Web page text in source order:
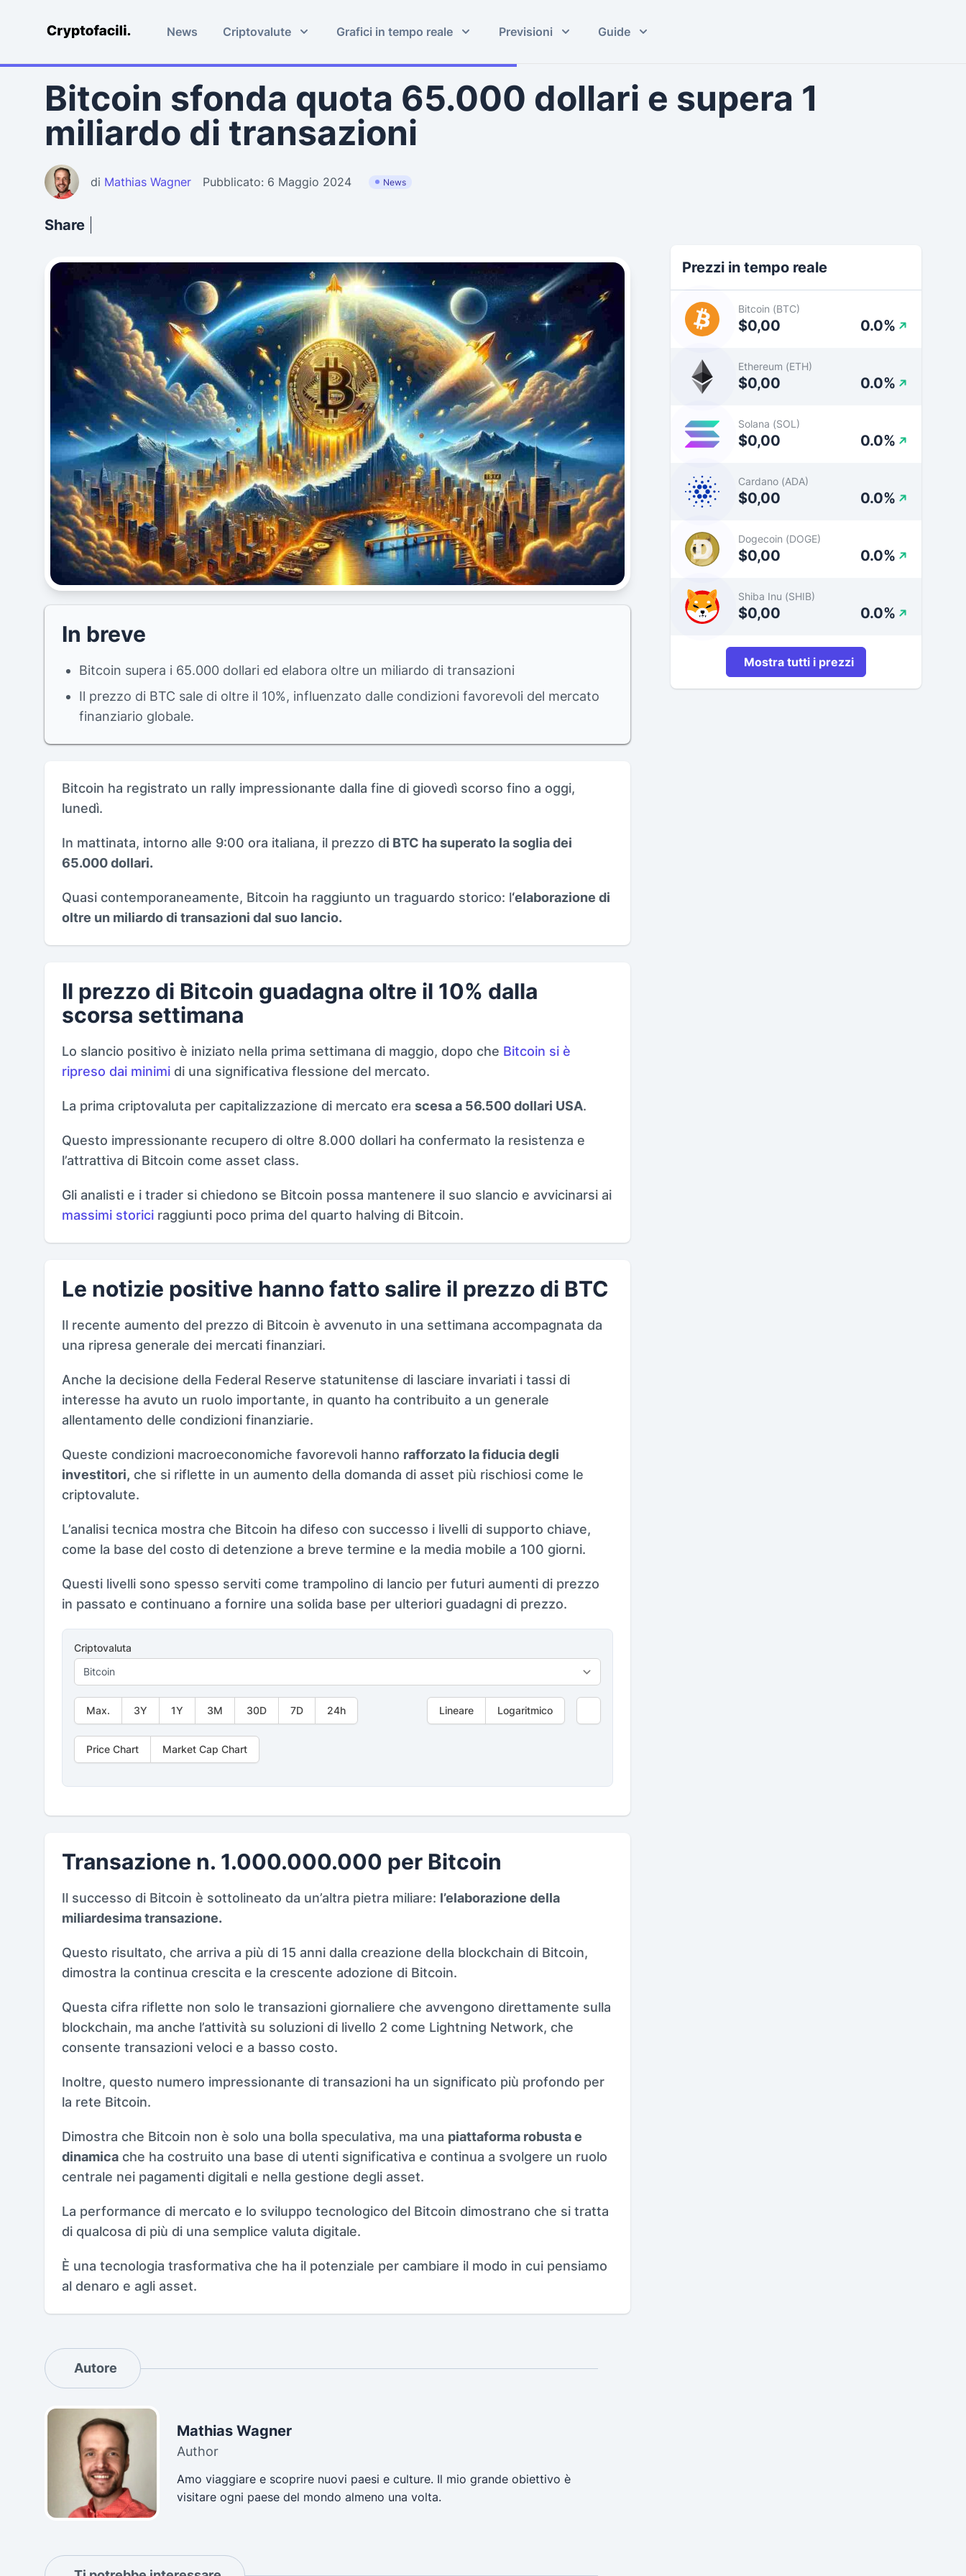
Cryptofacili.com News Criptovalute Grafici in tempo reale Previsioni Guide
Bitcoin sfonda quota 65.000 dollari e supera 1
miliardo di transazioni
di Mathias Wagner Pubblicato: 6 Maggio 2024 News
Share
In breve
Bitcoin supera i 65.000 dollari ed elabora oltre un miliardo di transazioni
Il prezzo di BTC sale di oltre il 10%, influenzato dalle condizioni favorevoli del mercato
finanziario globale.
Bitcoin ha registrato un rally impressionante dalla fine di giovedì scorso fino a oggi,
lunedì.
In mattinata, intorno alle 9:00 ora italiana, il prezzo di BTC ha superato la soglia dei
65.000 dollari.
Quasi contemporaneamente, Bitcoin ha raggiunto un traguardo storico: l‘elaborazione di
oltre un miliardo di transazioni dal suo lancio.
Il prezzo di Bitcoin guadagna oltre il 10% dalla
scorsa settimana
Lo slancio positivo è iniziato nella prima settimana di maggio, dopo che Bitcoin si è
ripreso dai minimi di una significativa flessione del mercato.
La prima criptovaluta per capitalizzazione di mercato era scesa a 56.500 dollari USA.
Questo impressionante recupero di oltre 8.000 dollari ha confermato la resistenza e
l’attrattiva di Bitcoin come asset class.
Gli analisti e i trader si chiedono se Bitcoin possa mantenere il suo slancio e avvicinarsi ai
massimi storici raggiunti poco prima del quarto halving di Bitcoin.
Le notizie positive hanno fatto salire il prezzo di BTC
Il recente aumento del prezzo di Bitcoin è avvenuto in una settimana accompagnata da
una ripresa generale dei mercati finanziari.
Anche la decisione della Federal Reserve statunitense di lasciare invariati i tassi di
interesse ha avuto un ruolo importante, in quanto ha contribuito a un generale
allentamento delle condizioni finanziarie.
Queste condizioni macroeconomiche favorevoli hanno rafforzato la fiducia degli
investitori, che si riflette in un aumento della domanda di asset più rischiosi come le
criptovalute.
L’analisi tecnica mostra che Bitcoin ha difeso con successo i livelli di supporto chiave,
come la base del costo di detenzione a breve termine e la media mobile a 100 giorni.
Questi livelli sono spesso serviti come trampolino di lancio per futuri aumenti di prezzo
in passato e continuano a fornire una solida base per ulteriori guadagni di prezzo.
Criptovaluta
Max. 3Y 1Y 3M 30D 7D 24h
Price Chart Market Cap Chart
Lineare Logaritmico
Transazione n. 1.000.000.000 per Bitcoin
Il successo di Bitcoin è sottolineato da un’altra pietra miliare: l’elaborazione della
miliardesima transazione.
Questo risultato, che arriva a più di 15 anni dalla creazione della blockchain di Bitcoin,
dimostra la continua crescita e la crescente adozione di Bitcoin.
Questa cifra riflette non solo le transazioni giornaliere che avvengono direttamente sulla
blockchain, ma anche l’attività su soluzioni di livello 2 come Lightning Network, che
consente transazioni veloci e a basso costo.
Inoltre, questo numero impressionante di transazioni ha un significato più profondo per
la rete Bitcoin.
Dimostra che Bitcoin non è solo una bolla speculativa, ma una piattaforma robusta e
dinamica che ha costruito una base di utenti significativa e continua a svolgere un ruolo
centrale nei pagamenti digitali e nella gestione degli asset.
La performance di mercato e lo sviluppo tecnologico del Bitcoin dimostrano che si tratta
di qualcosa di più di una semplice valuta digitale.
È una tecnologia trasformativa che ha il potenziale per cambiare il modo in cui pensiamo
al denaro e agli asset.
Autore
Mathias Wagner
Author
Amo viaggiare e scoprire nuovi paesi e culture. Il mio grande obiettivo è
visitare ogni paese del mondo almeno una volta.
Prezzi in tempo reale
Bitcoin (BTC)
$0,00 0.0%
Ethereum (ETH)
$0,00 0.0%
Solana (SOL)
$0,00 0.0%
Cardano (ADA)
$0,00 0.0%
Dogecoin (DOGE)
$0,00 0.0%
Shiba Inu (SHIB)
$0,00 0.0%
Mostra tutti i prezzi